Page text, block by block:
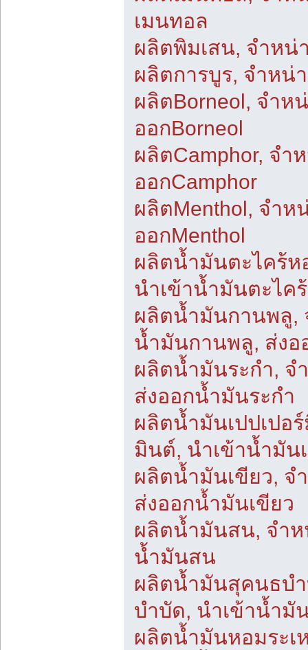
เมนทอล
ผลิตพิมเสน, จำหน่
ผลิตการบูร, จำหน่
ผลิตBorneol, จำห
ออกBorneol
ผลิตCamphor, จำ
ออกCamphor
ผลิตMenthol, จำห
ออกMenthol
ผลิตน้ำมันตะไคร้ห
นำเข้าน้ำมันตะไค
ผลิตน้ำมันกานพลู,
น้ำมันกานพลู, ส่ง
ผลิตน้ำมันระกำ, จ
ส่งออกน้ำมันระกำ
ผลิตน้ำมันเปปเปอ
มินต์, นำเข้าน้ำมัน
ผลิตน้ำมันเขียว, จ
ส่งออกน้ำมันเขียว
ผลิตน้ำมันสน, จำ
น้ำมันสน
ผลิตน้ำมันสุคนธบ
บำบัด, นำเข้าน้ำ
ผลิตน้ำมันหอมระเ